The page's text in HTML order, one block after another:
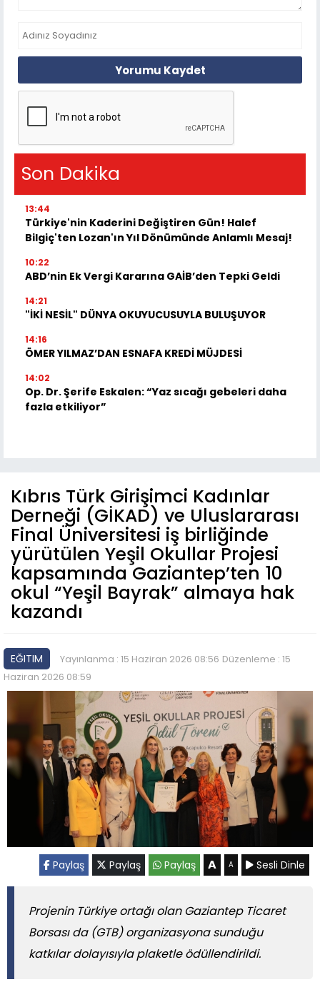
Yorumu Kaydet
Son Dakika
13:44
Türkiye'nin Kaderini Değiştiren Gün! Halef
Bilgiç'ten Lozan'ın Yıl Dönümünde Anlamlı Mesaj!
10:22
ABD’nin Ek Vergi Kararına GAİB’den Tepki Geldi
14:21
"İKİ NESİL" DÜNYA OKUYUCUSUYLA BULUŞUYOR
14:16
ÖMER YILMAZ’DAN ESNAFA KREDİ MÜJDESİ
14:02
Op. Dr. Şerife Eskalen: “Yaz sıcağı gebeleri daha
fazla etkiliyor”
Kıbrıs Türk Girişimci Kadınlar
Derneği (GİKAD) ve Uluslararası
Final Üniversitesi iş birliğinde
yürütülen Yeşil Okullar Projesi
kapsamında Gaziantep’ten 10
okul “Yeşil Bayrak” almaya hak
kazandı
EĞITIM Yayınlanma : 15 Haziran 2026 08:56 Düzenleme : 15
Haziran 2026 08:59
Paylaş Paylaş Paylaş A A Sesli Dinle
Projenin Türkiye ortağı olan Gaziantep Ticaret
Borsası da (GTB) organizasyona sunduğu
katkılar dolayısıyla plaketle ödüllendirildi.